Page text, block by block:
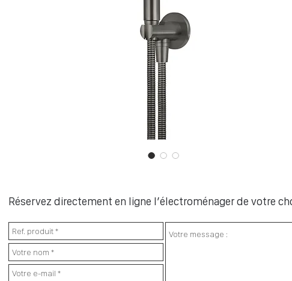
Réservez directement en ligne l’électroménager de votre